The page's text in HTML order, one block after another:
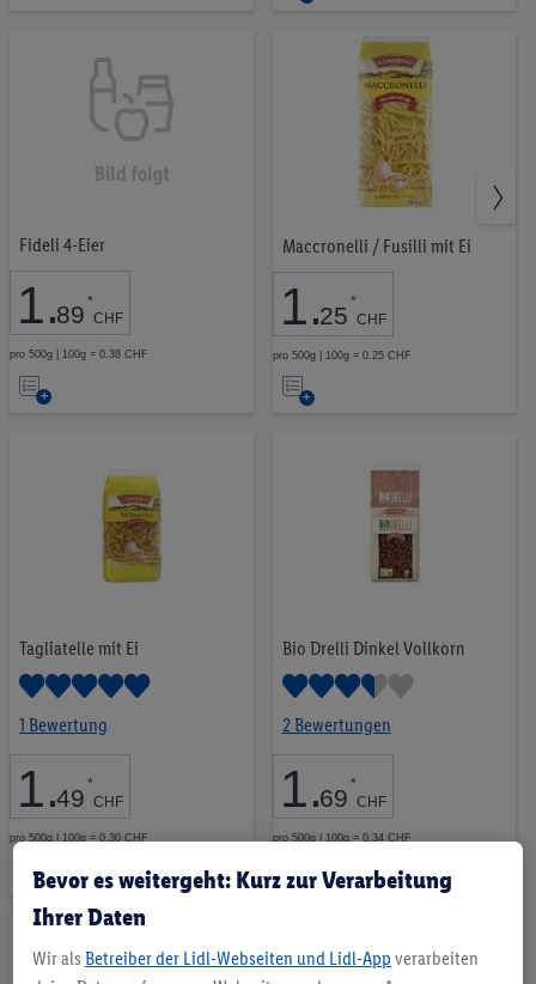
Merkliste
Fideli 4-Eier
1.89 *
CHF
pro 500g | 100g = 0.38 CHF
Auf
Maccronelli / Fusilli mit Ei
1.25 *
CHF
pro 500g | 100g = 0.25 CHF
Auf
Tagliatelle mit Ei
1 Bewertung
1.49 *
CHF
pro 500g | 100g = 0.30 CHF
Auf
die
Bio Drelli Dinkel Vollkorn
2 Bewertungen
1.69 *
CHF
pro 500g | 100g = 0.34 CHF
Auf
Bevor es weitergeht: Kurz zur Verarbeitung
Ihrer Daten
Wir als Betreiber der Lidl-Webseiten und Lidl-App verarbeiten